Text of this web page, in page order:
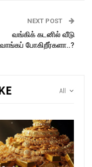
NEXT POST
வங்கிக் கடனில் வீடு
வாங்கப் போகிறீர்களா..?
All